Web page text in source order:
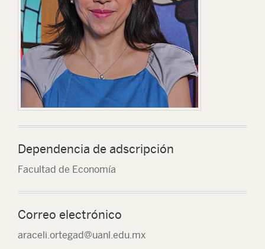
Dependencia de adscripción
Facultad de Economía
Correo electrónico
araceli.ortegad@uanl.edu.mx